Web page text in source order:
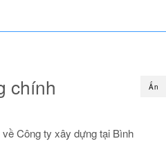
Ẩn
chính
Công ty xây dựng tại Bình